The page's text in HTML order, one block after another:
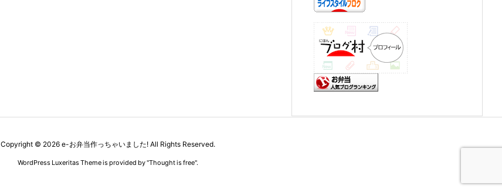
Copyright © 2026 e-お弁当作っちゃいました! All Rights Reserved.
WordPress Luxeritas Theme is provided by "Thought is free".